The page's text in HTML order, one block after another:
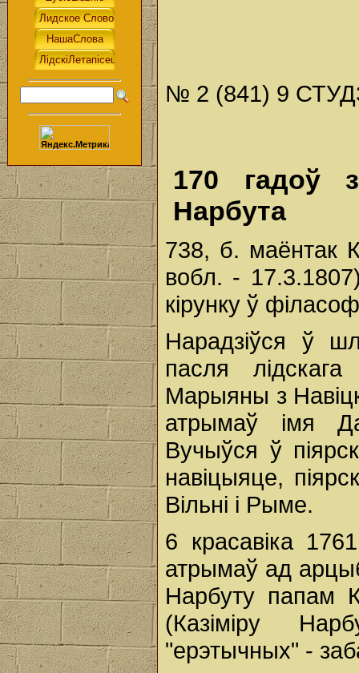
№ 2 (841) 9
170 гадоў
Нарбута
738, б. маёнтак
вобл. -
кірунку ў
Нарадзіўся ў
пасля
Марыяны з
атрымаў імя
Вучыўся ў
навіцыяце,
Вільні і Рыме.
6 красавіка
атрымаў ад
Нарбуту папам
(Казіміру
"ерэтычных" -